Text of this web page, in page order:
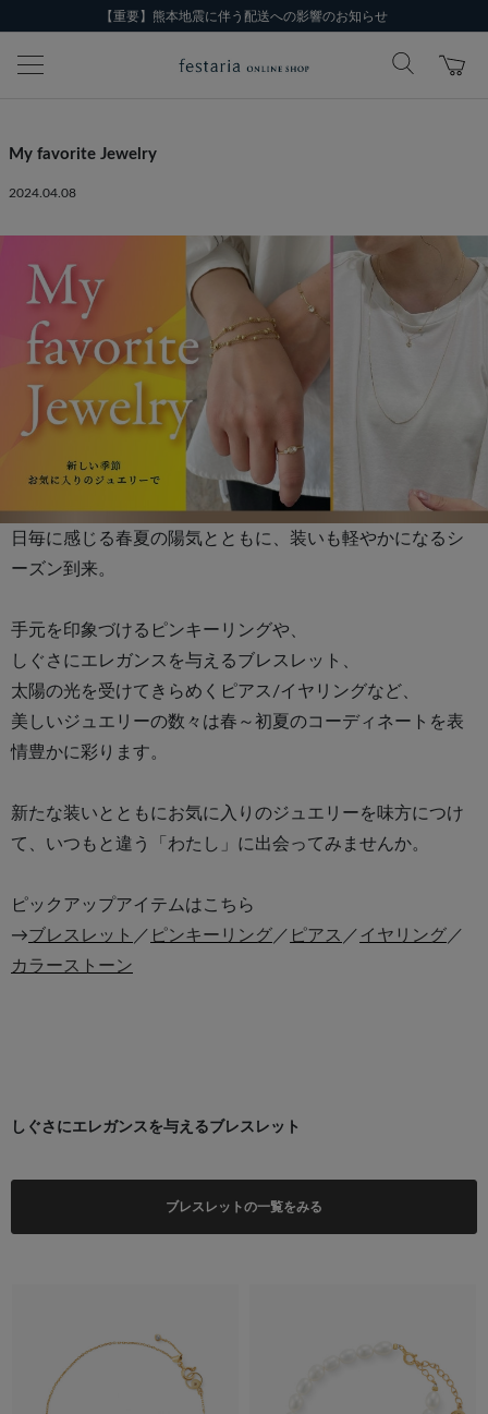
【重要】熊本地震に伴う配送への影響のお知らせ
My favorite Jewelry
2024.04.08
日毎に感じる春夏の陽気とともに、装いも軽やかになるシ
ーズン到来。
手元を印象づけるピンキーリングや、
しぐさにエレガンスを与えるブレスレット、
太陽の光を受けてきらめくピアス/イヤリングなど、
美しいジュエリーの数々は春～初夏のコーディネートを表
情豊かに彩ります。
新たな装いとともにお気に入りのジュエリーを味方につけ
て、いつもと違う「わたし」に出会ってみませんか。
ピックアップアイテムはこちら
→ブレスレット ／ ピンキーリング／ ピアス ／イヤリング／
カラーストーン
しぐさにエレガンスを与えるブレスレット
ブレスレットの一覧をみる